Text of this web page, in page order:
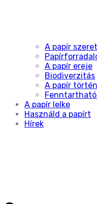
A papír
A papír ereje
Biodiverzitás
A papír
A papír lelke
Használd a papírt
Hírek